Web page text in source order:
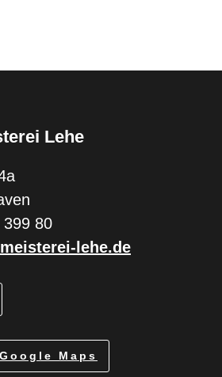
Lehe
399 80
lehe.de
Maps